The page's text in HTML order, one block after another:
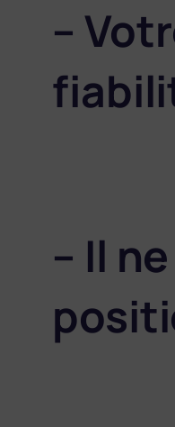
–
– Il